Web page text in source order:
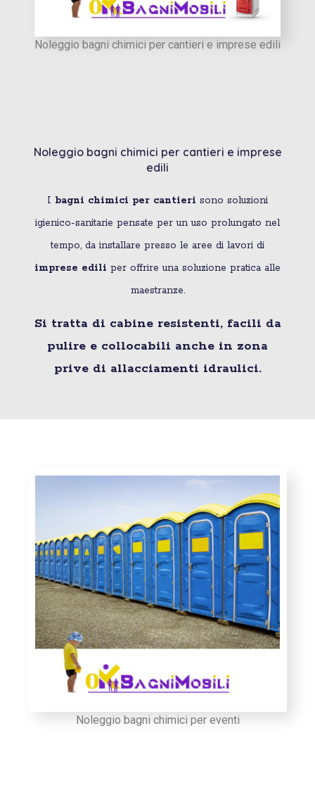
Noleggio bagni chimici per cantieri e imprese
edili
I bagni chimici per cantieri sono soluzioni
igienico-sanitarie pensate per un uso prolungato nel
tempo, da installare presso le aree di lavori di
imprese edili per offrire una soluzione pratica alle
maestranze.
Si tratta di cabine resistenti, facili da
pulire e collocabili anche in zona
prive di allacciamenti idraulici.
Noleggio bagni chimici per cantieri e imprese edili
Noleggio bagni chimici per eventi